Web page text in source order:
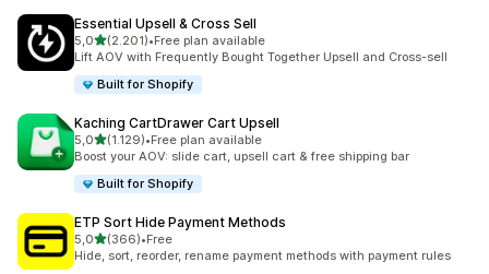
Essential Upsell & Cross Sell
5,0de 5 estrelas
(2.201)
2201 total de avaliações
•Free plan available
Lift AOV with Frequently Bought Together Upsell and Cross-sell
Built for Shopify
Kaching CartDrawer Cart Upsell
5,0de 5 estrelas
(1.129)
1129 total de avaliações
•Free plan available
Boost your AOV: slide cart, upsell cart & free shipping bar
Built for Shopify
ETP Sort Hide Payment Methods
5,0de 5 estrelas
(366)
366 total de avaliações
•Free
Hide, sort, reorder, rename payment methods with payment rules